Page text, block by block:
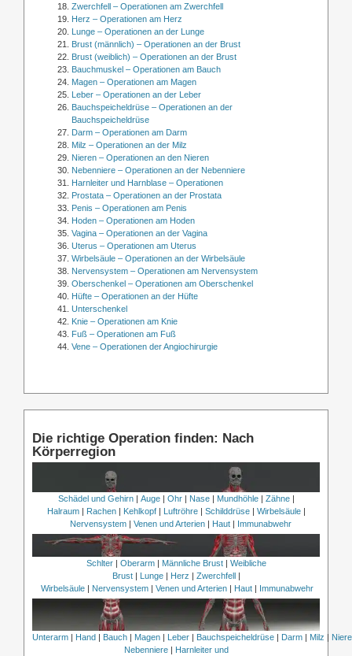
Zwerchfell – Operationen am Zwerchfell
Herz – Operationen am Herz
Lunge – Operationen an der Lunge
Brust (männlich) – Operationen an der Brust
Brust (weiblich) – Operationen an der Brust
Bauchmuskel – Operationen am Bauch
Magen – Operationen am Magen
Leber – Operationen an der Leber
Bauchspeicheldrüse – Operationen an der
Bauchspeicheldrüse
Darm – Operationen am Darm
Milz – Operationen an der Milz
Nieren – Operationen an den Nieren
Nebenniere – Operationen an der Nebenniere
Harnleiter und Harnblase – Operationen
Prostata – Operationen an der Prostata
Penis – Operationen am Penis
Hoden – Operationen am Hoden
Vagina – Operationen an der Vagina
Uterus – Operationen am Uterus
Wirbelsäule – Operationen an der Wirbelsäule
Nervensystem – Operationen am Nervensystem
Oberschenkel – Operationen am Oberschenkel
Hüfte – Operationen an der Hüfte
Unterschenkel
Knie – Operationen am Knie
Fuß – Operationen am Fuß
Vene – Operationen der Angiochirurgie
Die richtige Operation finden: Nach
Körperregion
Schädel und Gehirn| Auge| Ohr| Nase| Mundhöhle| Zähne|
Halraum| Rachen| Kehlkopf| Luftröhre| Schilddrüse| Wirbelsäule|
Nervensystem | Venen und Arterien | Haut | Immunabwehr
Schlter| Oberarm| Männliche Brust| Weibliche
Brust| Lunge| Herz | Zwerchfell|
Wirbelsäule | Nervensystem | Venen und Arterien | Haut | Immunabwehr
Unterarm| Hand| Bauch| Magen| Leber| Bauchspeicheldrüse| Darm| Milz |
Nebenniere| Harnleiter und